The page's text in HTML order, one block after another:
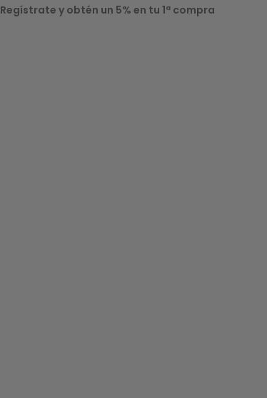
Regístrate y obtén un 5% en tu 1ª compra